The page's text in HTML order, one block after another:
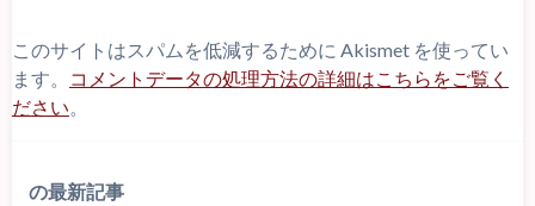
このサイトはスパムを低減するために Akismet を使ってい
ます。
コメントデータの処理方法の詳細はこちらをご覧く
ださい
の最新記事